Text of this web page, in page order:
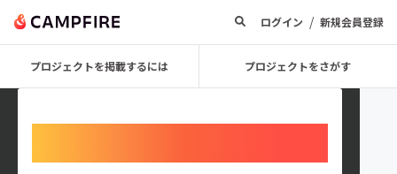
ログイン / 新規会員登録
プロジェクトを掲載するには プロジェクトをさがす